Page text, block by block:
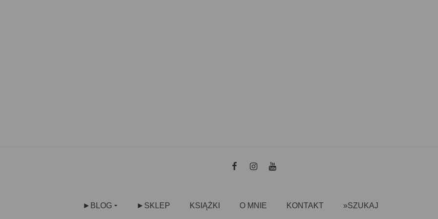
►BLOG ►SKLEP KSIĄŻKI O MNIE KONTAKT »SZUKAJ